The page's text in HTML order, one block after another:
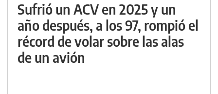
Sufrió un ACV en 2025 y un
año después, a los 97, rompió el
récord de volar sobre las alas
de un avión